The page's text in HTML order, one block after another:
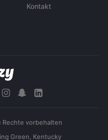
Kontakt
Rechte vorbehalten